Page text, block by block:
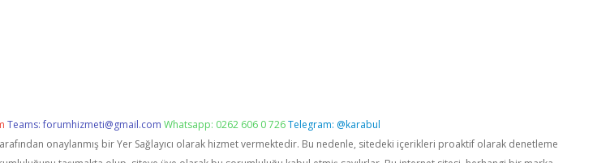
Teams:forumhizmeti@gmail.com Whatsapp: 0262 606 0 726Telegram: @karabul
onaylanmış bir Yer Sağlayıcı olarak hizmet vermektedir. Bu nedenle, sitedeki içerikleri proaktif olarak denetleme